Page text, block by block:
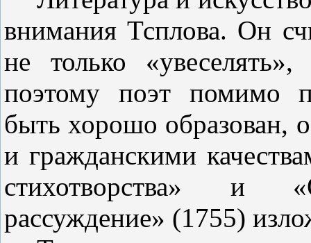
вни­мания Тсплова. Он
не только
поэтому поэт помимо
быть хорошо образован,
и гражданскими
стихотворства» и
рассуждение» (1755)